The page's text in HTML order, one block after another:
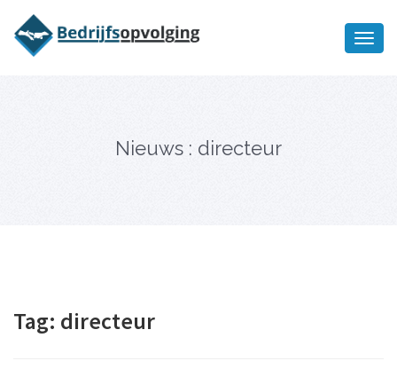
Nieuws : directeur
Tag: directeur
bedrijfsopvolging voor fiscaal
juridisch advies
Ik wil meer informatie